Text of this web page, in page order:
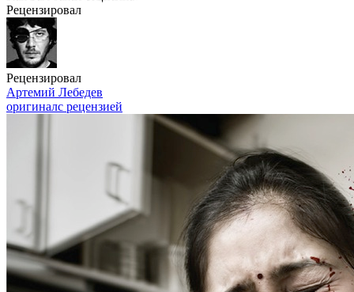
Рецензировал
Рецензировал
Артемий Лебедев
оригиналс рецензией